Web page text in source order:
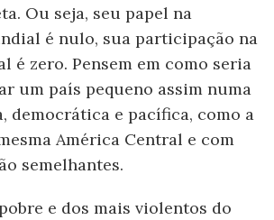
Ou seja, seu papel na
é nulo, sua participação na
é zero. Pensem em como seria
um país pequeno assim numa
democrática e pacífica, como a
América Central e com
semelhantes.
e dos mais violentos do